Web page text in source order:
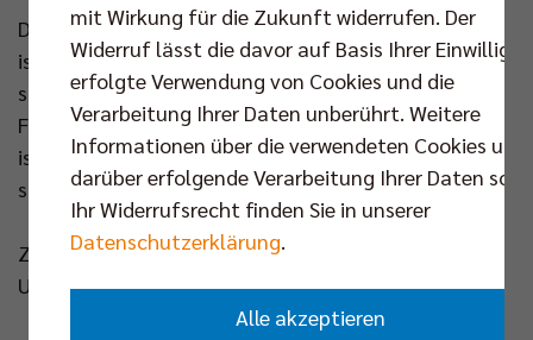
Die Befragung das BR Volleys Kooperationspartners
ist freiwillig und dauert ca. 5 Minuten. Alle Angaben
sind anonym und werden ausschließlich zu
Forschungszwecken ausgewertet.Ziel des Projekts
ist es, ein realistisches Stimmungsbild in Berlin
sichtbar zu machen. Dabei kann jeder helfen!
Zur
Umfrage:https://forms.office.com/e/anQhD0dxbX
mit Wirkung für die Zukunft widerrufen. Der
Widerruf lässt die davor auf Basis Ihrer
erfolgte Verwendung von Cookies und die
Verarbeitung Ihrer Daten unberührt. Weitere
Informationen über die verwendeten Cookies und
darüber erfolgende Verarbeitung Ihrer Daten
Ihr Widerrufsrecht finden Sie in unserer
Datenschutzerklärung.
Alle akzeptieren